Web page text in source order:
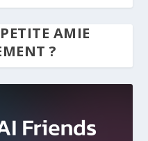
AMIE
?